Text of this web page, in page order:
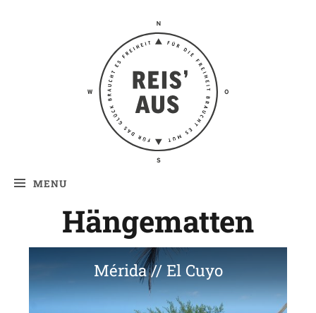
Reis' aus –
Reiseblog
MENU
Hängematten
Mérida // El Cuyo